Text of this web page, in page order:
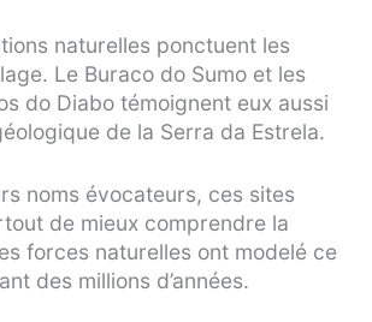
naturelles ponctuent les
Le Buraco do Sumo et les
do Diabo témoignent eux aussi
de la Serra da Estrela.
noms évocateurs, ces sites
de mieux comprendre la
forces naturelles ont modelé ce
des millions d’années.